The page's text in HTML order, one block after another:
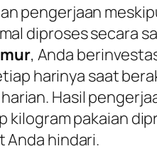
pengerjaan
diproses secara
, Anda
harinya saat
Hasil
pakaian
Anda hindari.